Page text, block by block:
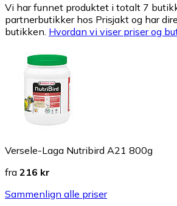
Vi har funnet produktet i totalt 7
partnerbutikker hos Prisjakt og har
butikken. Hvordan vi viser priser og
Versele-Laga Nutribird A21 800g
fra 216 kr
Sammenlign alle priser